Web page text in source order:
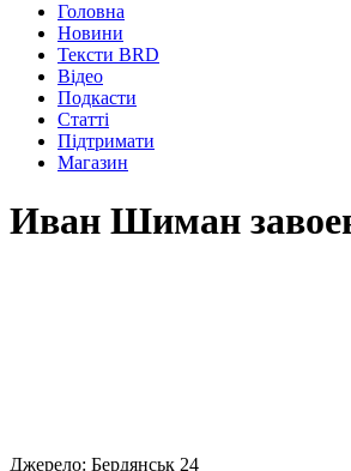
Головна
Новини
Тексти BRD
Відео
Подкасти
Статті
Підтримати
Магазин
Иван Шиман
Джерело: Бердянськ 24